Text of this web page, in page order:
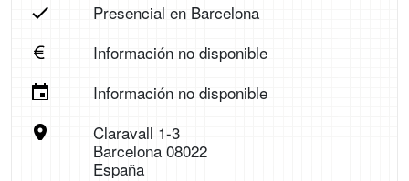
Presencial en Barcelona
Información no disponible
Información no disponible
Claravall 1-3
Barcelona 08022
España